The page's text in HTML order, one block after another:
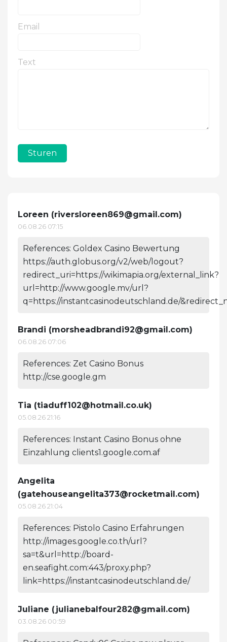
Email
Text
Sturen
Loreen (riversloreen869@gmail.com)
06.08.26 07:15
References: Goldex Casino Bewertung
https://auth.globus.org/v2/web/logout?
redirect_uri=https://wikimapia.org/external_link?
url=http://www.google.mv/url?
q=https://instantcasinodeutschland.de/
Brandi (morsheadbrandi92@gmail.com)
06.08.26 07:06
References: Zet Casino Bonus
http://cse.google.gm
Tia (tiaduff102@hotmail.co.uk)
05.08.26 21:16
References: Instant Casino Bonus ohne
Einzahlung clients1.google.com.af
Angelita
(gatehouseangelita373@rocketmail.com)
05.08.26 21:04
References: Pistolo Casino Erfahrungen
http://images.google.co.th/url?
sa=t&url=http://board-
en.seafight.com:443/proxy.php?
link=https://instantcasinodeutschland.de/
Juliane (julianebalfour282@gmail.com)
03.08.26 00:59